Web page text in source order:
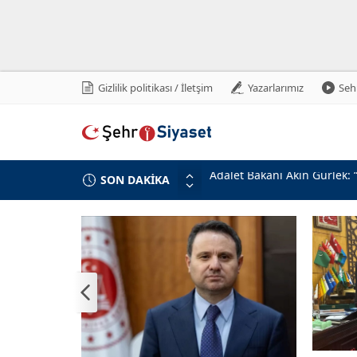
Gizlilik politikası / İletşim Yazarlarımız
SON DAKİKA
Adalet Bakanı Akın
Devlet Bahçeli’den
MHP Genel Başkan
Beştepe’de Cumhur İttifakı
MHP Genel Başkan
Türkiye-Suriye İlişkilerinin
Gabar’da Petrol
Adalet Bakanı Akın Gürlek